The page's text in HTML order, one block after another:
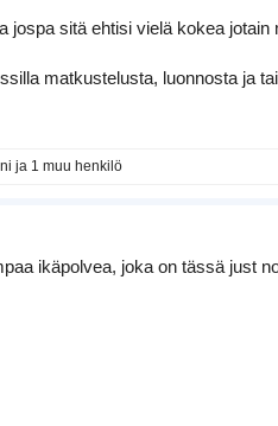
jospa sitä ehtisi vielä kokea
matkustelusta, luonnosta ja
ja 1 muu henkilö
ikäpolvea, joka on tässä just